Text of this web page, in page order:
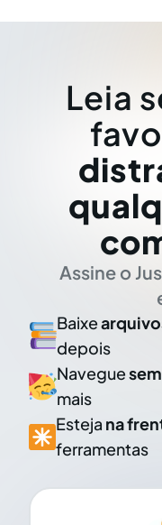
Leia
Assine o
Baixe
depois
Navegue
mais
Esteja na
ferramentas